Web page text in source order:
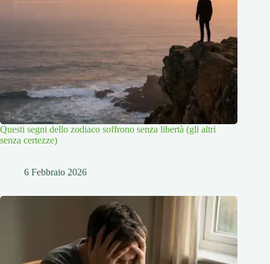
Questi segni dello zodiaco soffrono senza libertà (gli altri
senza certezze)
6 Febbraio 2026